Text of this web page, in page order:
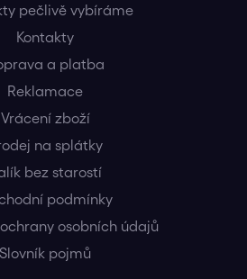
pečlivě vybíráme
Kontakty
a platba
Reklamace
Vrácení zboží
na splátky
bez starostí
podmínky
osobních údajů
Slovník pojmů